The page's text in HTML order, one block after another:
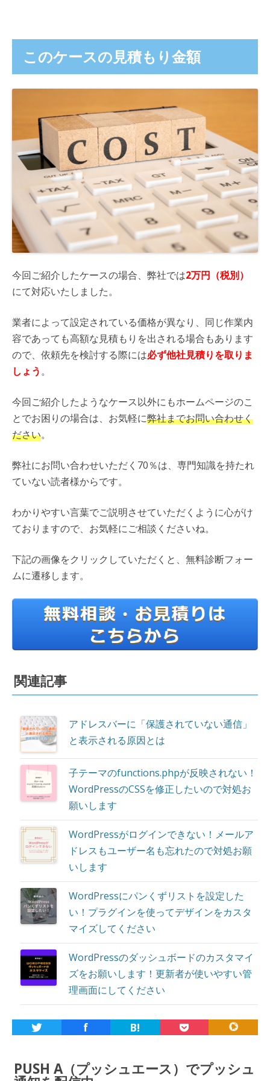
このケースの見積もり金額
今回ご紹介したケースの場合、弊社では2万円（税別）
にて対応いたしました。
業者によって設定されている価格が異なり、同じ作業内
容であっても高額な見積もりを出される場合もあります
ので、依頼先を検討する際には必ず他社見積りを取りま
しょう。
今回ご紹介したようなケース以外にもホームページのこ
とでお困りの場合は、お気軽に弊社までお問い合わせく
ださい。
弊社にお問い合わせいただく70％は、専門知識を持たれ
ていない読者様からです。
わかりやすい言葉でご説明させていただくように心がけ
ておりますので、お気軽にご相談くださいね。
下記の画像をクリックしていただくと、無料診断フォー
ムに遷移します。
関連記事
アドレスバーに「保護されていない通信」
と表示される原因とは
子テーマのfunctions.phpが反映されない！
WordPressのCSSを修正したいので対処お
願いします
WordPressがログインできない！メールア
ドレスもユーザー名も忘れたので対処お願
いします
WordPressにパンくずリストを設定した
い！プラグインを使ってデザインをカスタ
マイズしてください
WordPressのダッシュボードのカスタマイ
ズをお願いします！更新者が使いやすい管
理画面にしてください
f B!
PUSH A（プッシュエース）でプッシュ